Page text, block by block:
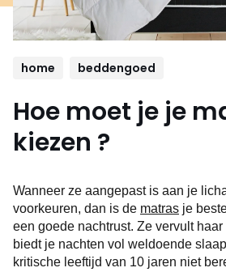
home beddengoed
Hoe moet je je
kiezen ?
Wanneer ze aangepast is aan je
voorkeuren, dan is de matras je
een goede nachtrust. Ze vervult
biedt je nachten vol weldoende
kritische leeftijd van 10 jaren niet